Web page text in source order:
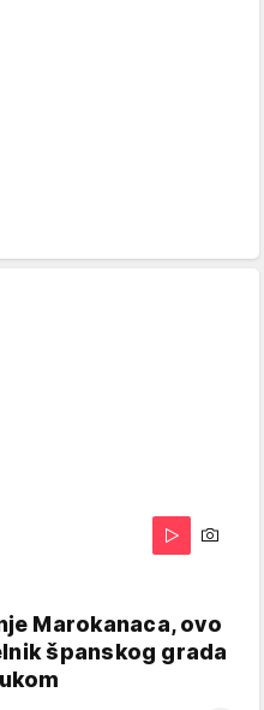
Marokanaca, ovo
španskog grada